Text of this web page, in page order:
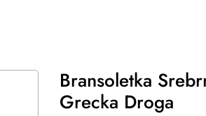
Bransoletka
Grecka Droga